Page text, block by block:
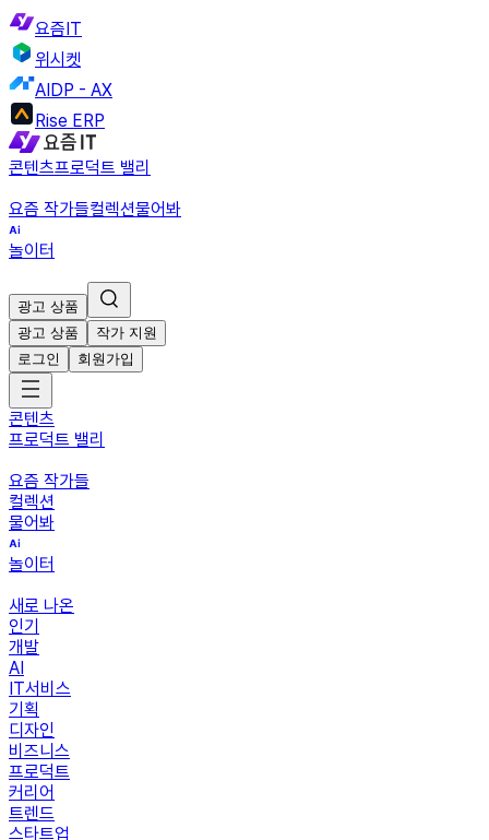
요즘IT
위시켓
AIDP - AX
Rise ERP
콘텐츠프로덕트 밸리
요즘 작가들컬렉션물어봐
놀이터
광고 상품
광고 상품
작가 지원
로그인
회원가입
콘텐츠
프로덕트 밸리
요즘 작가들
컬렉션
물어봐
놀이터
새로 나온
인기
개발
AI
IT서비스
기획
디자인
비즈니스
프로덕트
커리어
트렌드
스타트업